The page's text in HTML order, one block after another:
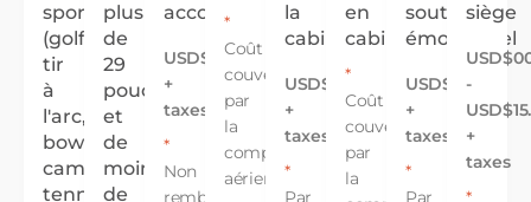
sport
(golf,
tir
à
l'arc,
bowling,
camping,
tennis)
plus
de
29
pouces
et
de
moins
de
accompagné
USD$100.00
+
taxes
*
Non
remboursable,
*
Coût
couvert
par
la
compagnie
aérienne.
la
cabine
USD$100.00
+
taxes
*
Par
en
cabine
*
Coût
couvert
par
la
soutien
émotionnel
USD$100.00
+
taxes
*
Par
siège
-
+
taxes
*